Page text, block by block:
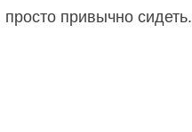
просто привычно сидеть.